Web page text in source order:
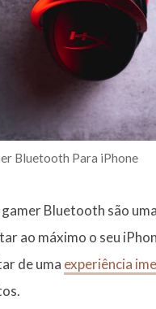
Bluetooth Para iPhone
Bluetooth são
ao máximo o seu
de uma experiência